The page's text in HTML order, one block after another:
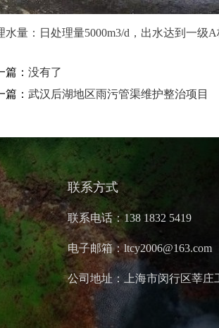
水量：日处理量5000m3/d，出水达到一级
篇： 没有了
篇： 武汉后湖地区雨污管渠维护整治项目
联系方式
联系电话：138 1832 5419
电子邮箱：ltcy2006@163.com
公司地址：上海市闵行区莘庄